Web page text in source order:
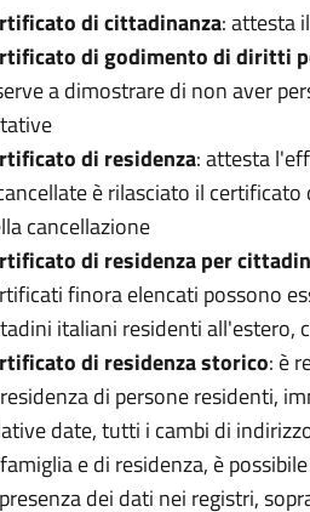
di cittadinanza: attesta
di godimento di diritti
a dimostrare di non aver
di residenza: attesta
è rilasciato il
cancellazione
di residenza per
finora elencati possono
italiani residenti all'estero,
di residenza storico: è
di persone residenti,
date, tutti i cambi di
e di residenza, è
dei dati nei registri,